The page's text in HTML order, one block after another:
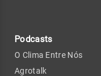
Podcasts
O Clima Entre Nós
Agrotalk